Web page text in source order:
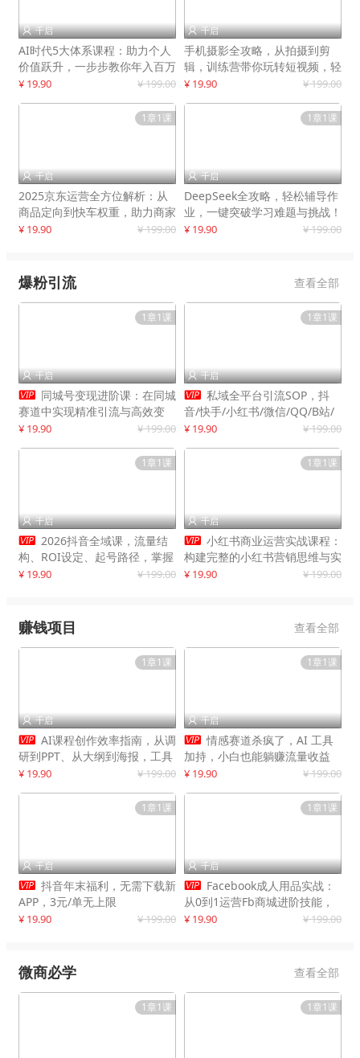
 千启
AI时代5大体系课程：助力个人
价值跃升，一步步教你年入百万
¥ 19.90 ¥ 199.00
 千启
手机摄影全攻略，从拍摄到剪
辑，训练营带你玩转短视频，轻
松拍大片
¥ 19.90 ¥ 199.00
1章1课
 千启
2025京东运营全方位解析：从
商品定向到快车权重，助力商家
打造爆款商品
¥ 19.90 ¥ 199.00
1章1课
 千启
DeepSeek全攻略，轻松辅导作
业，一键突破学习难题与挑战！
¥ 19.90 ¥ 199.00
爆粉引流 查看全部
1章1课
 千启
 同城号变现进阶课：在同城
赛道中实现精准引流与高效变
现，单店月引流成交额提升50%
¥ 19.90 ¥ 199.00
1章1课
 千启
 私域全平台引流SOP，抖
音/快手/小红书/微信/QQ/B站/
闲鱼等，技术合集，高效转化公
¥ 19.90 ¥ 199.00
1章1课
 千启
 2026抖音全域课，流量结
构、ROI设定、起号路径，掌握
平台新规下利润最大化
¥ 19.90 ¥ 199.00
1章1课
 千启
 小红书商业运营实战课程：
构建完整的小红书营销思维与实
战能力，案例店铺月销破百万！
¥ 19.90 ¥ 199.00
赚钱项目 查看全部
1章1课
 千启
 AI课程创作效率指南，从调
研到PPT、从大纲到海报，工具
赋能，打造可持续变现产品线
¥ 19.90 ¥ 199.00
1章1课
 千启
 情感赛道杀疯了，AI 工具
加持，小白也能躺赚流量收益
¥ 19.90 ¥ 199.00
1章1课
 千启
 抖音年末福利，无需下载新
APP，3元/单无上限
¥ 19.90 ¥ 199.00
1章1课
 千启
 Facebook成人用品实战：
从0到1运营Fb商城进阶技能，
快速提升订单转化与店铺收益
¥ 19.90 ¥ 199.00
微商必学 查看全部
1章1课 1章1课